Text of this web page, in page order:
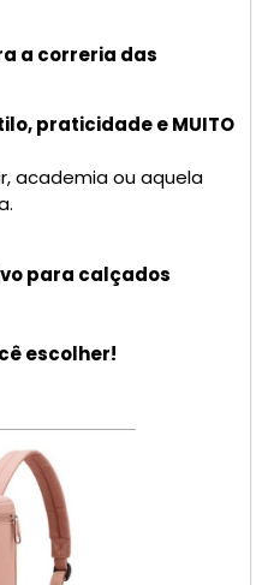
a correria das
praticidade e MUITO
academia ou aquela
para calçados
escolher!